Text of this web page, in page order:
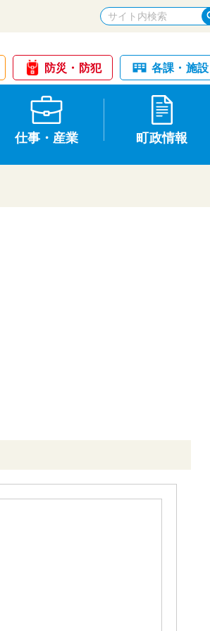
防災・防犯 各課・施設
仕事・産業 町政情報